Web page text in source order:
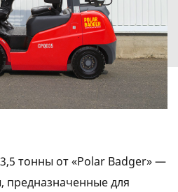
тонны от «Polar Badger» —
для